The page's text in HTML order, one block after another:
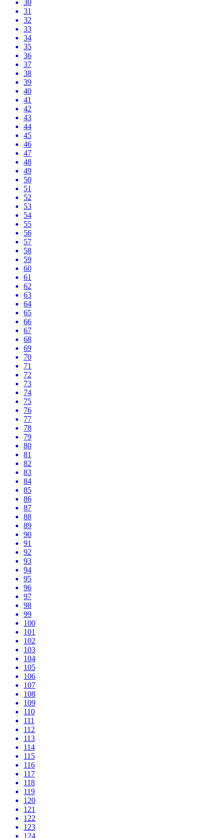
30
31
32
33
34
35
36
37
38
39
40
41
42
43
44
45
46
47
48
49
50
51
52
53
54
55
56
57
58
59
60
61
62
63
64
65
66
67
68
69
70
71
72
73
74
75
76
77
78
79
80
81
82
83
84
85
86
87
88
89
90
91
92
93
94
95
96
97
98
99
100
101
102
103
104
105
106
107
108
109
110
111
112
113
114
115
116
117
118
119
120
121
122
123
124